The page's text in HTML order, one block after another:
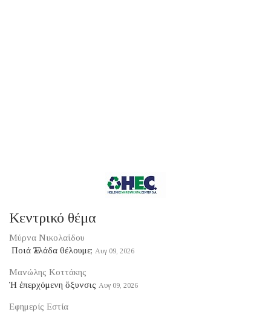
Κεντρικό θέμα
Μύρνα Νικολαΐδου
​ Ποιά Ἑλλάδα θέλουμε; Αυγ 09, 2026
Μανώλης Κοττάκης
Ἡ ἐπερχόμενη ὄξυνσις Αυγ 09, 2026
Εφημερίς Εστία